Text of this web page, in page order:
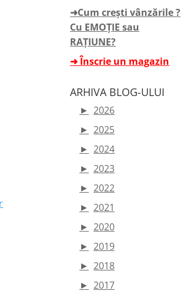
➜Cum crești vânzările ?
Cu EMOȚIE sau
RAȚIUNE?
➜ Înscrie un magazin
ARHIVA BLOG-ULUI
► 2026
► 2025
► 2024
► 2023
► 2022
► 2021
► 2020
► 2019
► 2018
► 2017